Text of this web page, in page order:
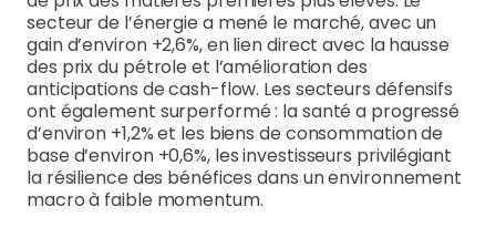
secteur de l’énergie a mené le marché, avec un
gain d’environ +2,6%, en lien direct avec la hausse
des prix du pétrole et l’amélioration des
anticipations de cash-flow. Les secteurs défensifs
ont également surperformé : la santé a progressé
d’environ +1,2% et les biens de consommation de
base d’environ +0,6%, les investisseurs privilégiant
la résilience des bénéfices dans un environnement
macro à faible momentum.